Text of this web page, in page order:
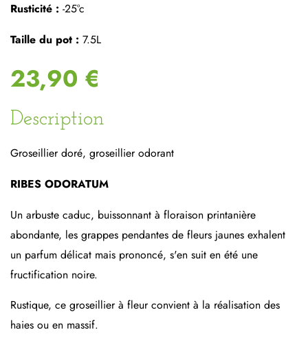
Rusticité : -25°c
Taille du pot : 7.5L
23,90 €
Description
Groseillier doré, groseillier odorant
RIBES ODORATUM
Un arbuste caduc, buissonnant à floraison printanière
abondante, les grappes pendantes de fleurs jaunes exhalent
un parfum délicat mais prononcé, s'en suit en été une
fructification noire.
Rustique, ce groseillier à fleur convient à la réalisation des
haies ou en massif.